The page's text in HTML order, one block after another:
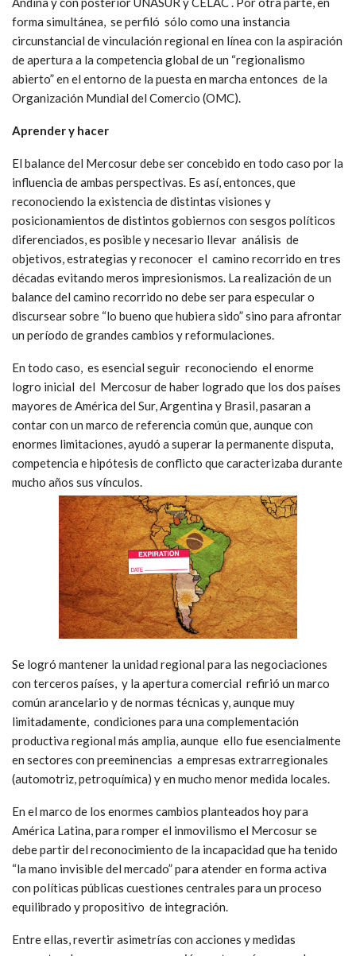
forma simultánea, se perfiló sólo como una instancia
circunstancial de vinculación regional en línea con la aspiración
de apertura a la competencia global de un “regionalismo
abierto” en el entorno de la puesta en marcha entonces de la
Organización Mundial del Comercio (OMC).
Aprender y hacer
El balance del Mercosur debe ser concebido en todo caso por la
influencia de ambas perspectivas. Es así, entonces, que
reconociendo la existencia de distintas visiones y
posicionamientos de distintos gobiernos con sesgos políticos
diferenciados, es posible y necesario llevar análisis de
objetivos, estrategias y reconocer el camino recorrido en tres
décadas evitando meros impresionismos. La realización de un
balance del camino recorrido no debe ser para especular o
discursear sobre “lo bueno que hubiera sido” sino para afrontar
un período de grandes cambios y reformulaciones.
En todo caso, es esencial seguir reconociendo el enorme
logro inicial del Mercosur de haber logrado que los dos países
mayores de América del Sur, Argentina y Brasil, pasaran a
contar con un marco de referencia común que, aunque con
enormes limitaciones, ayudó a superar la permanente disputa,
competencia e hipótesis de conflicto que caracterizaba durante
mucho años sus vínculos.
Se logró mantener la unidad regional para las negociaciones
con terceros países, y la apertura comercial refirió un marco
común arancelario y de normas técnicas y, aunque muy
limitadamente, condiciones para una complementación
productiva regional más amplia, aunque ello fue esencialmente
en sectores con preeminencias a empresas extrarregionales
(automotriz, petroquímica) y en mucho menor medida locales.
En el marco de los enormes cambios planteados hoy para
América Latina, para romper el inmovilismo el Mercosur se
debe partir del reconocimiento de la incapacidad que ha tenido
“la mano invisible del mercado” para atender en forma activa
con políticas públicas cuestiones centrales para un proceso
equilibrado y propositivo de integración.
Entre ellas, revertir asimetrías con acciones y medidas